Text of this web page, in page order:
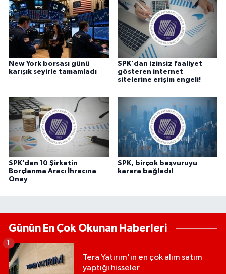
New York borsası günü
karışık seyirle tamamladı
SPK'dan izinsiz faaliyet
gösteren internet
sitelerine erişim engeli!
SPK’dan 10 Şirketin
Borçlanma Aracı İhracına
Onay
SPK, birçok başvuruyu
karara bağladı!
Günün En Çok Okunan Haberleri
Tera Yatırım'ın en çok alım satım
yaptığı hisseler